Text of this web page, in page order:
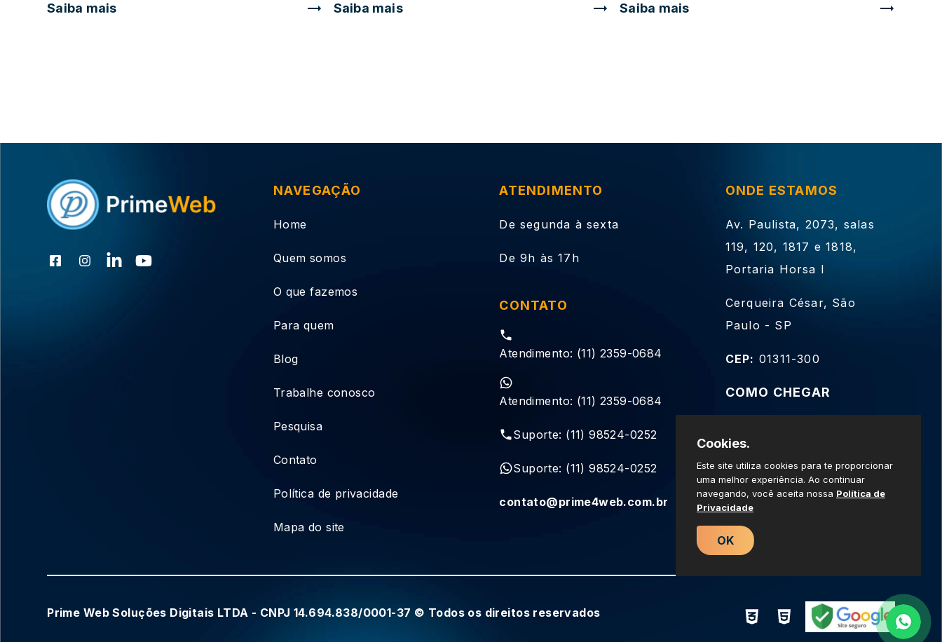
Saiba mais
Saiba mais
Saiba mais
NAVEGAÇÃO
Home
Quem somos
O que fazemos
Para quem
Blog
Trabalhe conosco
Pesquisa
Contato
Política de privacidade
Mapa do site
ATENDIMENTO
De segunda à sexta
De 9h às 17h
CONTATO
Atendimento: (11) 2359-0684
Atendimento: (11) 2359-0684
Suporte: (11) 98524-0252
Suporte: (11) 98524-0252
contato@prime4web.com.br
ONDE ESTAMOS
Av. Paulista, 2073, salas
119, 120, 1817 e 1818,
Portaria Horsa I
Cerqueira César, São
Paulo - SP
CEP: 01311-300
COMO CHEGAR
Prime Web Soluções Digitais LTDA - CNPJ 14.694.838/0001-37 © Todos os direitos reservados
Cookies.
Este site utiliza cookies para te proporcionar
uma melhor experiência. Ao continuar
navegando, você aceita nossa Política de
Privacidade
OK